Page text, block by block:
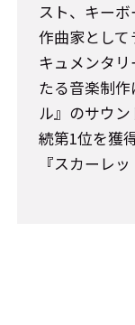
スト、キーボ
作曲家として
キュメンタ
たる音楽制
ル』のサウ
続第1位を獲
『スカーレ